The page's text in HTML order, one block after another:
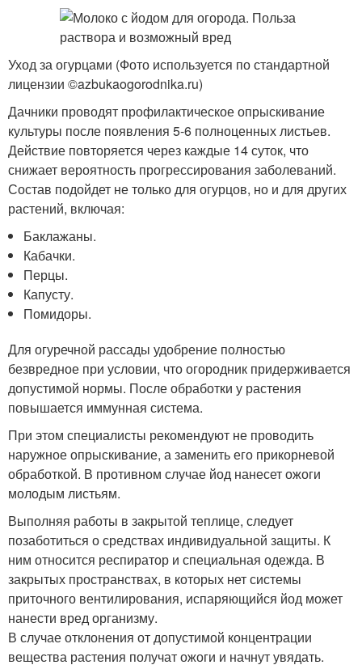
Уход за огурцами (Фото используется по стандартной
лицензии ©azbukaogorodnika.ru)
Дачники проводят профилактическое опрыскивание
культуры после появления 5-6 полноценных листьев.
Действие повторяется через каждые 14 суток, что
снижает вероятность прогрессирования заболеваний.
Состав подойдет не только для огурцов, но и для других
растений, включая:
Баклажаны.
Кабачки.
Перцы.
Капусту.
Помидоры.
Для огуречной рассады удобрение полностью
безвредное при условии, что огородник придерживается
допустимой нормы. После обработки у растения
повышается иммунная система.
При этом специалисты рекомендуют не проводить
наружное опрыскивание, а заменить его прикорневой
обработкой. В противном случае йод нанесет ожоги
молодым листьям.
Выполняя работы в закрытой теплице, следует
позаботиться о средствах индивидуальной защиты. К
ним относится респиратор и специальная одежда. В
закрытых пространствах, в которых нет системы
приточного вентилирования, испаряющийся йод может
нанести вред организму.
В случае отклонения от допустимой концентрации
вещества растения получат ожоги и начнут увядать.